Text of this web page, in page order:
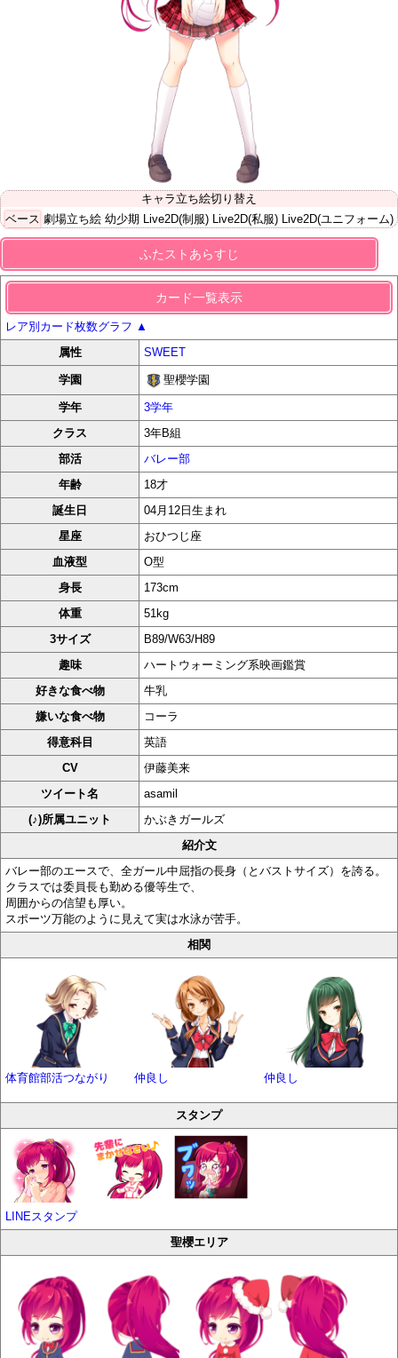
キャラ立ち絵切り替え
ベース 劇場立ち絵 幼少期 Live2D(制服) Live2D(私服) Live2D(ユニフォーム)
ふたストあらすじ
カード一覧表示
レア別カード枚数グラフ ▲
属性
SWEET
学園 聖櫻学園
学年
3学年
クラス
3年B組
部活
バレー部
年齢
18才
誕生日
04月12日生まれ
星座
おひつじ座
血液型
O型
身長
173cm
体重
51kg
3サイズ
B89/W63/H89
趣味
ハートウォーミング系映画鑑賞
好きな食べ物
牛乳
嫌いな食べ物
コーラ
得意科目
英語
CV
伊藤美来
ツイート名
asamil
(♪)所属ユニット
かぶきガールズ
紹介文
バレー部のエースで、全ガール中屈指の長身（とバストサイズ）を誇る。
クラスでは委員長も勤める優等生で、
周囲からの信望も厚い。
スポーツ万能のように見えて実は水泳が苦手。
相関
体育館部活つながり 仲良し 仲良し
スタンプ
LINEスタンプ
聖櫻エリア